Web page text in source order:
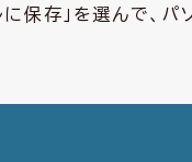
に保存」を選んで、